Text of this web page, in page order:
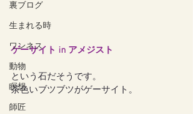
裏ブログ
生まれる時
ワンネス
動物
瞑想
師匠
ゲーサイト in アメジスト
という石だそうです。
茶色いブツブツがゲーサイト。